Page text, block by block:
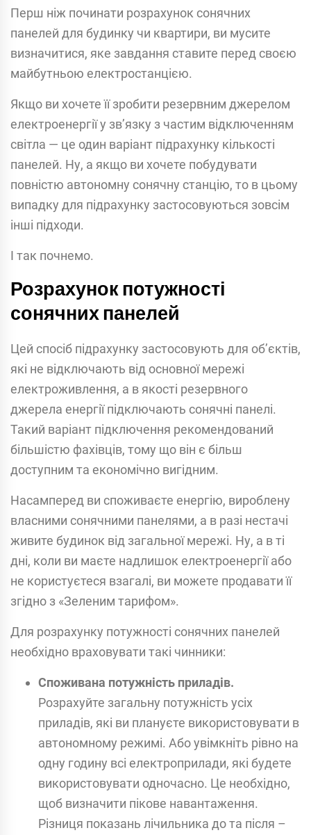
Перш ніж починати розрахунок сонячних
панелей для будинку чи квартири, ви мусите
визначитися, яке завдання ставите перед своєю
майбутньою електростанцією.
Якщо ви хочете її зробити резервним джерелом
електроенергії у зв’язку з частим відключенням
світла — це один варіант підрахунку кількості
панелей. Ну, а якщо ви хочете побудувати
повністю автономну сонячну станцію, то в цьому
випадку для підрахунку застосовуються зовсім
інші підходи.
І так почнемо.
Розрахунок потужності
сонячних панелей
Цей спосіб підрахунку застосовують для об’єктів,
які не відключають від основної мережі
електроживлення, а в якості резервного
джерела енергії підключають сонячні панелі.
Такий варіант підключення рекомендований
більшістю фахівців, тому що він є більш
доступним та економічно вигідним.
Насамперед ви споживаєте енергію, вироблену
власними сонячними панелями, а в разі нестачі
живите будинок від загальної мережі. Ну, а в ті
дні, коли ви маєте надлишок електроенергії або
не користуєтеся взагалі, ви можете продавати її
згідно з «Зеленим тарифом».
Для розрахунку потужності сонячних панелей
необхідно враховувати такі чинники:
Споживана потужність приладів.
Розрахуйте загальну потужність усіх
приладів, які ви плануєте використовувати в
автономному режимі. Або увімкніть рівно на
одну годину всі електроприлади, які будете
використовувати одночасно. Це необхідно,
щоб визначити пікове навантаження.
Різниця показань лічильника до та після –